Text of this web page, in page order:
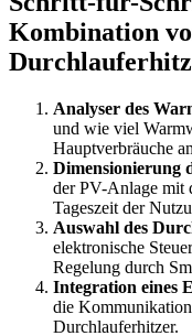
Kombination
Analyser des
und wie viel
Hauptverbräuche
Dimensionierung
der PV-Anlage mit
Tageszeit der
Auswahl des
elektronische
Regelung durch
Integration eines
die
Durchlauferhitzer.